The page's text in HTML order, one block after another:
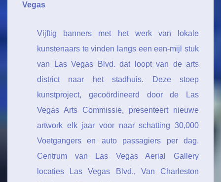
Vegas
Vijftig banners met het werk van lokale
kunstenaars te vinden langs een een-mijl stuk
van Las Vegas Blvd. dat loopt van de arts
district naar het stadhuis. Deze stoep
kunstproject, gecoördineerd door de Las
Vegas Arts Commissie, presenteert nieuwe
artwork elk jaar voor naar schatting 30,000
Voetgangers en auto passagiers per dag.
Centrum van Las Vegas Aerial Gallery
locaties Las Vegas Blvd., Van Charleston